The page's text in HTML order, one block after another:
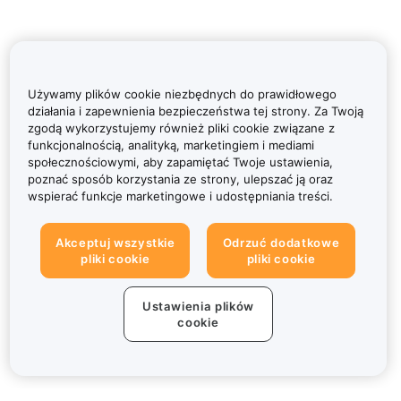
Używamy plików cookie niezbędnych do prawidłowego
działania i zapewnienia bezpieczeństwa tej strony. Za Twoją
zgodą wykorzystujemy również pliki cookie związane z
funkcjonalnością, analityką, marketingiem i mediami
społecznościowymi, aby zapamiętać Twoje ustawienia,
poznać sposób korzystania ze strony, ulepszać ją oraz
wspierać funkcje marketingowe i udostępniania treści.
Akceptuj wszystkie
pliki cookie
Odrzuć dodatkowe
pliki cookie
Ustawienia plików
cookie